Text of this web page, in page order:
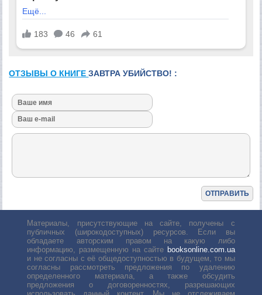
ОТЗЫВЫ О КНИГЕЗАВТРА УБИЙСТВО! :
Материалы, присутствующие на сайте, получены с
публичных (широкодоступных) ресурсов. Если вы
обладаете авторским правом на какую либо
информацию, размещенную на сайте booksonline.com.ua
и не согласны с её общедоступностью в будущем, то мы
согласны рассмотреть предложения по удалению
определенного материала, а также обсудить
предложения о договоренностях, разрешающих
использовать данный контент. Мы не отслеживаем